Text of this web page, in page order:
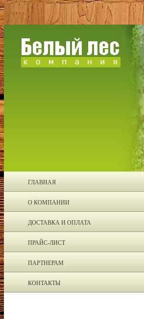
ГЛАВНАЯ
О КОМПАНИИ
ДОСТАВКА И ОПЛАТА
ПРАЙС-ЛИСТ
ПАРТНЕРАМ
КОНТАКТЫ